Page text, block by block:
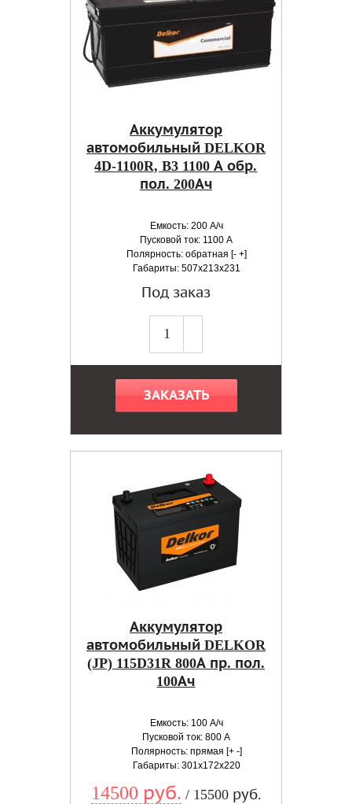
Аккумулятор
автомобильный DELKOR
4D-1100R, B3 1100 А обр.
пол. 200Ач
Емкость: 200 А/ч
Пусковой ток: 1100 А
Полярность: обратная [- +]
Габариты: 507x213x231
Под заказ
ЗАКАЗАТЬ
Аккумулятор
автомобильный DELKOR
(JP) 115D31R 800А пр. пол.
100Ач
Емкость: 100 А/ч
Пусковой ток: 800 А
Полярность: прямая [+ -]
Габариты: 301x172x220
14500 руб. / 15500 руб.